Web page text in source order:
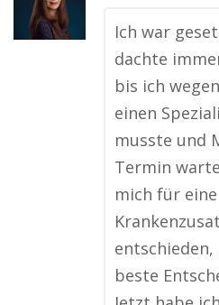
Ich war
dachte
bis ich
einen
musste und
Termin
mich für eine
beste